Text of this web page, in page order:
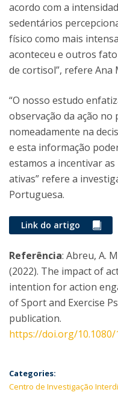
acordo com a
sedentários
físico como mais
aconteceu e outros
de cortisol”, refere Ana
“O nosso estudo
observação da ação no
nomeadamente na
e esta informação
estamos a incentivar
ativas” refere a
Portuguesa.
Link do artigo
Referência: Abreu, A.
(2022). The impact of
intention for action
of Sport and Exercise
publication.
https://doi.org/10.1080/
Categories:
Centro de Investigação